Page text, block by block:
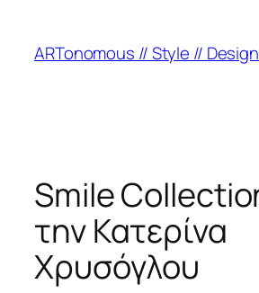
ARTonomous // Style // Design
Smile
την Κατερίνα
Χρυσόγλου